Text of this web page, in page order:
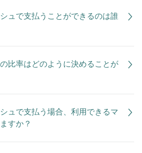
ュで支払うことができるのは誰
比率はどのように決めることが
ュで支払う場合、利用できるマ
すか？